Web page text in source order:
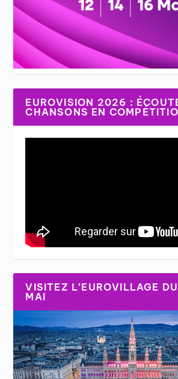
EUROVISION 2026 :
CHANSONS EN
VISITEZ L’EUROVILLAGE
MAI